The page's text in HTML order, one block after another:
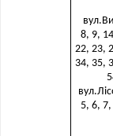
8, 9,
22, 23,
34, 35,
5, 6,